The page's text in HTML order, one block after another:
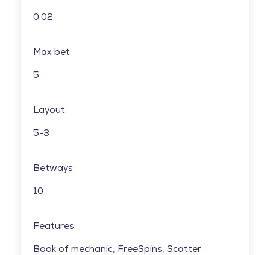
0.02
Max bet:
5
Layout:
5-3
Betways:
10
Features:
Book of mechanic, FreeSpins, Scatter